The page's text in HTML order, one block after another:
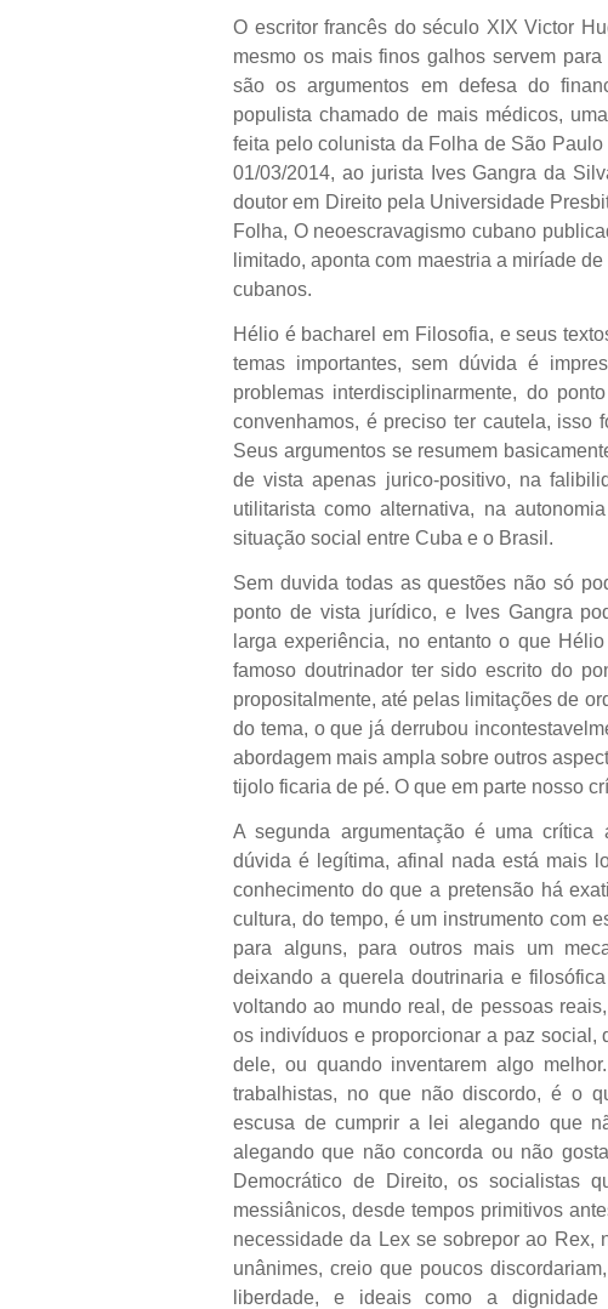
O escritor francês do século XIX Victor
mesmo os mais finos galhos servem
são os argumentos em defesa do
populista chamado de mais médicos,
feita pelo colunista da Folha de São
01/03/2014, ao jurista Ives Gangra da
doutor em Direito pela Universidade
Folha, O neoescravagismo cubano
limitado, aponta com maestria a miríade
cubanos.
Hélio é bacharel em Filosofia, e seus
temas importantes, sem dúvida é
problemas interdisciplinarmente, do
convenhamos, é preciso ter cautela, isso
Seus argumentos se resumem
de vista apenas jurico-positivo, na
utilitarista como alternativa, na
situação social entre Cuba e o Brasil.
Sem duvida todas as questões não só
ponto de vista jurídico, e Ives Gangra
larga experiência, no entanto o que
famoso doutrinador ter sido escrito do
propositalmente, até pelas limitações de
do tema, o que já derrubou
abordagem mais ampla sobre outros
tijolo ficaria de pé. O que em parte nosso
A segunda argumentação é uma
dúvida é legítima, afinal nada está mais
conhecimento do que a pretensão há
cultura, do tempo, é um instrumento com
para alguns, para outros mais um
deixando a querela doutrinaria e
voltando ao mundo real, de pessoas
os indivíduos e proporcionar a paz social,
dele, ou quando inventarem algo
trabalhistas, no que não discordo, é o
escusa de cumprir a lei alegando que
alegando que não concorda ou não
Democrático de Direito, os socialistas
messiânicos, desde tempos primitivos
necessidade da Lex se sobrepor ao Rex,
unânimes, creio que poucos
liberdade, e ideais como a